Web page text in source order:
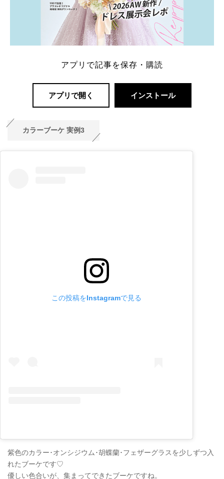
アプリで記事を保存・購読
アプリで開く インストール
カラーブーケ 実例3
この投稿をInstagramで見る
紫色のカラー･オンシジウム･胡蝶蘭･フェザーグラスを少しずつ入
れたブーケです♡
優しい色合いが、集まってできたブーケですね。